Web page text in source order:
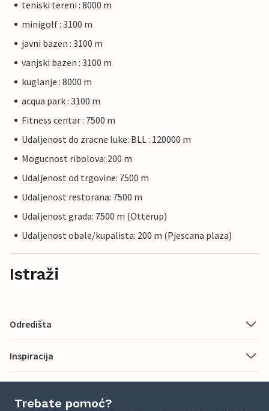
teniski tereni : 8000 m
minigolf : 3100 m
javni bazen : 3100 m
vanjski bazen : 3100 m
kuglanje : 8000 m
acqua park : 3100 m
Fitness centar : 7500 m
Udaljenost do zracne luke: BLL : 120000 m
Mogucnost ribolova: 200 m
Udaljenost od trgovine: 7500 m
Udaljenost restorana: 7500 m
Udaljenost grada: 7500 m (Otterup)
Udaljenost obale/kupalista: 200 m (Pjescana plaza)
Istraži
Odredišta
Inspiracija
Trebate pomoć?